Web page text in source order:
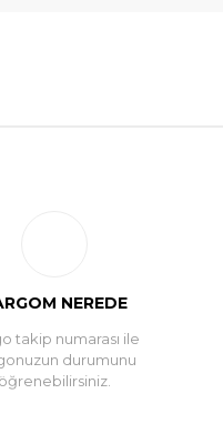
NEREDE
takip numarası ile
durumunu
öğrenebilirsiniz.